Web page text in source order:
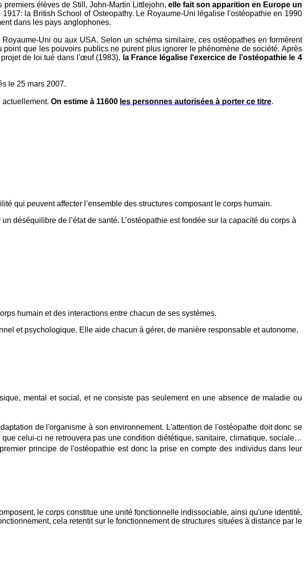
élèves de Still, John-Martin Littlejohn, elle fait son apparition en Europe un
la British School of Osteopathy. Le Royaume-Uni légalise l'ostéopathie en 1990
dans les pays anglophones.
Uni ou aux USA. Selon un schéma similaire, ces ostéopathes en formèrent
que les pouvoirs publics ne purent plus ignorer le phénomène de société. Après
de loi tué dans l'œuf (1983), la France légalise l'exercice de l’ostéopathie le 4
le 25 mars 2007.
On estime à 11600 les personnes autorisées à porter ce titre.
qui peuvent affecter l’ensemble des structures composant le corps humain.
déséquilibre de l’état de santé. L’ostéopathie est fondée sur la capacité du corps à
humain et des interactions entre chacun de ses systèmes.
et psychologique. Elle aide chacun à gérer, de manière responsable et autonome,
mental et social, et ne consiste pas seulement en une absence de maladie ou
de l'organisme à son environnement. L'attention de l'ostéopathe doit donc se
celui-ci ne retrouvera pas une condition diététique, sanitaire, climatique, sociale…
principe de l'ostéopathie est donc la prise en compte des individus dans leur
le corps constitue une unité fonctionnelle indissociable, ainsi qu'une identité,
cela retentit sur le fonctionnement de structures situées à distance par le